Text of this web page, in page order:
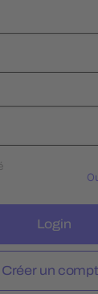
Login
Créer un